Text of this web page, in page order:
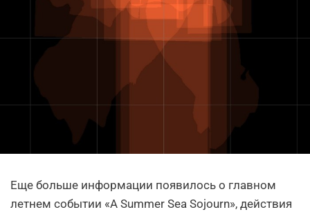
Еще больше информации появилось о главном
летнем событии «A Summer Sea Sojourn», действия